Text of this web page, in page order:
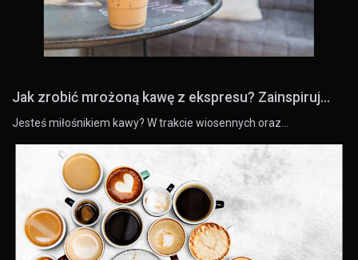
Jak zrobić mrożoną kawę z ekspresu? Zainspiruj...
Jesteś miłośnikiem kawy? W trakcie wiosennych oraz…